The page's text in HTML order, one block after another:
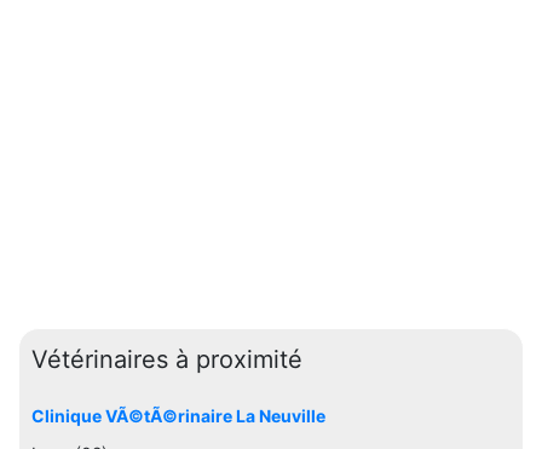
Vétérinaires à proximité
Clinique VÃ©tÃ©rinaire La Neuville